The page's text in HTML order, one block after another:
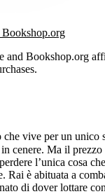
and Bookshop.org
che vive per un unico
cenere. Ma il prezzo
l’unica cosa
Rai è abituata a
di dover lottare